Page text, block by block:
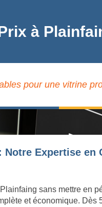
à
pour une vitrine
Expertise en
sans mettre en
et économique. Dès